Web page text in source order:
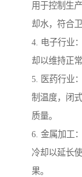
用于控制生
却水，符合卫
4. 电子行业
却以维持正
5. 医药行业
制温度，闭
质量。
6. 金属加工
冷却以延长
果。